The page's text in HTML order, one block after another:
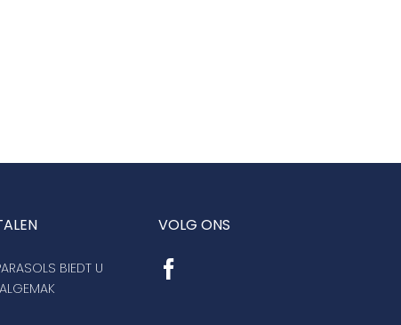
BIEDT U
VOLG ONS